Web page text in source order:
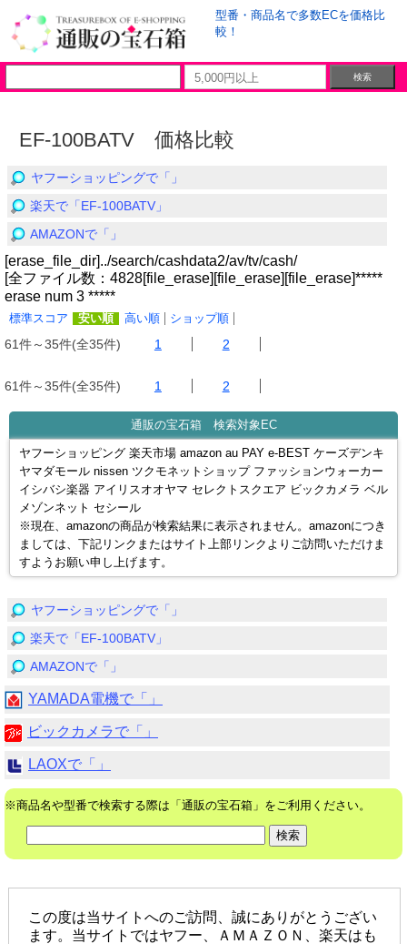
型番・商品名で多数ECを価格比
較！
EF-100BATV 価格比較
ヤフーショッピングで「」
楽天で「EF-100BATV」
AMAZONで「」
[erase_file_dir]../search/cashdata2/av/tv/cash/
[全ファイル数：4828[file_erase][file_erase][file_erase]*****
erase num 3 *****
標準スコア 安い順 高い順 ショップ順
61件～35件(全35件) 1 2
61件～35件(全35件) 1 2
通販の宝石箱 検索対象EC
ヤフーショッピング 楽天市場 amazon au PAY e-BEST ケーズデンキ
ヤマダモール nissen ツクモネットショップ ファッションウォーカー
イシバシ楽器 アイリスオオヤマ セレクトスクエア ビックカメラ ベル
メゾンネット セシール
※現在、amazonの商品が検索結果に表示されません。amazonにつき
ましては、下記リンクまたはサイト上部リンクよりご訪問いただけま
すようお願い申し上げます。
ヤフーショッピングで「」
楽天で「EF-100BATV」
AMAZONで「」
YAMADA電機で「」
ビックカメラで「」
LAOXで「」
※商品名や型番で検索する際は「通販の宝石箱」をご利用ください。
この度は当サイトへのご訪問、誠にありがとうござい
ます。当サイトではヤフー、ＡＭＡＺＯＮ、楽天はも